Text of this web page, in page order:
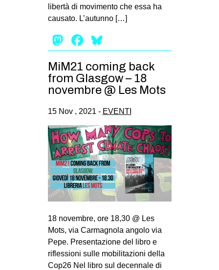
MIGRAZIONI
PRECARIATO
REPRESSIONE
CULTURE
ARTE
CINEMA
MANIFESTI
MUSICA
RECENSIONI
INTERNAZIONALE
AFRICA
ESTREMO ORIENTE
EUROPA
MEDIO ORIENTE
libertà di movimento che essa ha
causato. L’autunno […]
Mastodon
Facebook
MiM21 coming back
from Glasgow – 18
novembre @ Les Mots
15 Nov , 2021 - EVENTI
18 novembre, ore 18,30 @ Les
Mots, via Carmagnola angolo via
Pepe. Presentazione del libro e
riflessioni sulle mobilitazioni della
Cop26 Nel libro sul decennale di